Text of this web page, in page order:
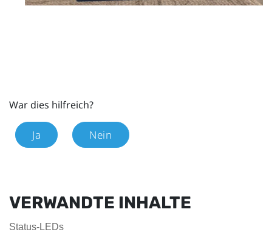
War dies hilfreich?
Ja Nein
VERWANDTE INHALTE
Status-LEDs